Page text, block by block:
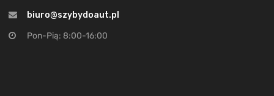
biuro@szybydoaut.pl
Pon-Pią: 8:00-16:00